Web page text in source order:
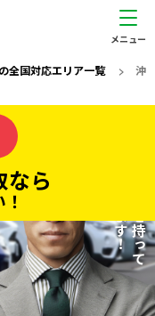
全国対応エリア一覧> 沖
私たちが責任を持って
査定いたします！
なら
！